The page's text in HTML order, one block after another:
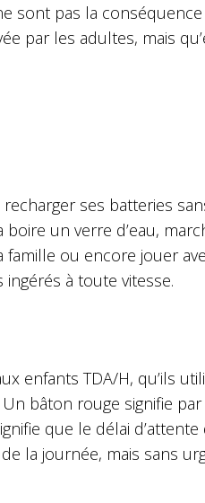
sont pas la
par les adultes, mais
ses batteries
boire un verre d’eau,
ou encore jouer
à toute vitesse.
enfants TDA/H, qu’ils
bâton rouge signifie
que le délai
la journée, mais sans